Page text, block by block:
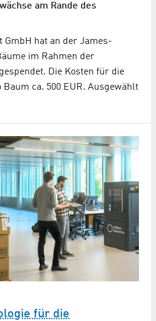
am Rande des
GmbH hat an der James-
im Rahmen der
Die Kosten für die
ca. 500 EUR. Ausgewählt
für die